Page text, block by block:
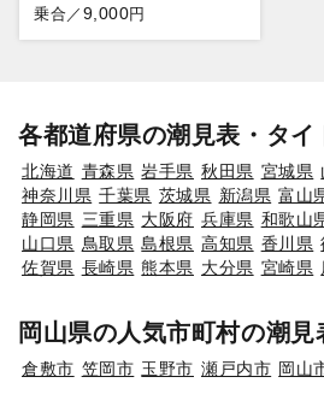
乗合／ 9,000円
各都道府県の潮見表・タイ
北海道 青森県 岩手県 秋田県 宮城県
神奈川県 千葉県 茨城県 新潟県 富山
静岡県 三重県 大阪府 兵庫県 和歌山
山口県 鳥取県 島根県 高知県 香川県
佐賀県 長崎県 熊本県 大分県 宮崎県
岡山県の人気市町村の潮
倉敷市 笠岡市 玉野市 瀬戸内市 岡山